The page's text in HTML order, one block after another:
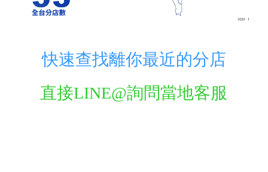
快速查找離你最近的分店
直接LINE@詢問當地客服